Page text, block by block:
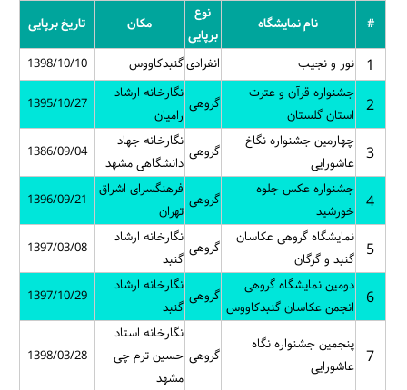
# نام نمایشگاه
نوع
برپایی
مکان تاریخ برپایی
1 نور و نجیب انفرادیگنبدکاووس 1398/10/10
2
جشنواره قرآن و عترت
استان گلستان
گروهی
نگارخانه ارشاد
رامیان
1395/10/27
3
چهارمین جشنواره نگاخ
عاشورایی
گروهی
نگارخانه جهاد
دانشگاهی مشهد
1386/09/04
4
جشنواره عکس جلوه
خورشید
گروهی
فرهنگسرای اشراق
تهران
1396/09/21
5
نمایشگاه گروهی عکاسان
گنبد و گرگان
گروهی
نگارخانه ارشاد
گنبد
1397/03/08
6
دومین نمایشگاه گروهی
انجمن عکاسان گنبدکاووس
گروهی
نگارخانه ارشاد
گنبد
1397/10/29
7
پنجمین جشنواره نگاه
عاشورایی
گروهی
نگارخانه استاد
حسین ترم چی
مشهد
1398/03/28